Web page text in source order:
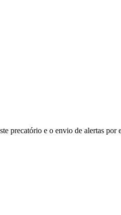
precatório e o envio de alertas por